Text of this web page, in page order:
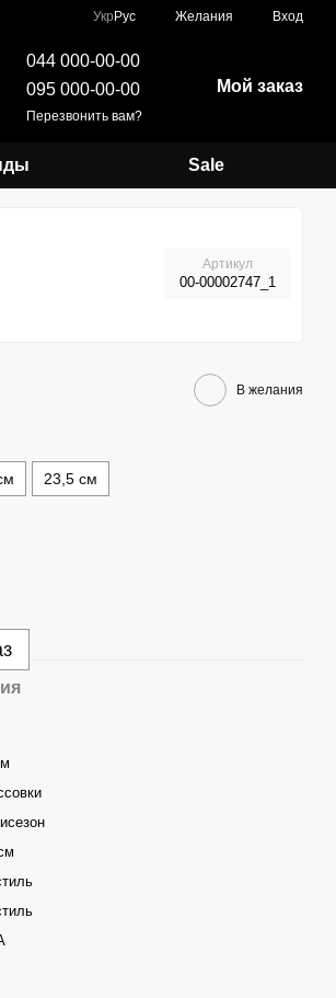
Укр Рус Желания Вход
044 000-00-00
095 000-00-00
Перезвонить вам?
Мой заказ
Sale
Артикул
00-00002747_1
В желания
23,5 см